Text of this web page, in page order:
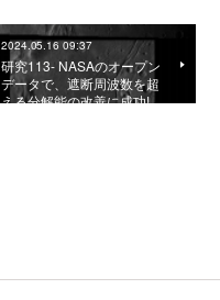
2024.05.16 09:37
研究113- NASAのオープン
データで、遮断周波数を超
える分解能の改善に成功!…